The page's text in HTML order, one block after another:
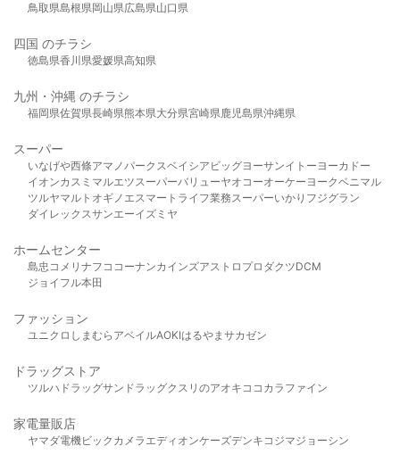
鳥取県島根県岡山県広島県山口県
四国 のチラシ
徳島県香川県愛媛県高知県
九州・沖縄 のチラシ
福岡県佐賀県長崎県熊本県大分県宮崎県鹿児島県沖縄県
スーパー
いなげや西條アマノパークスベイシア ビッグヨーサンイトーヨーカドー
イオンカスミ マルエツスーパーバリューヤオコーオーケー ヨークベニマル
ツルヤマルト オギノ エスマート ライフ業務スーパーいかり フジグラン
ダイレックスサンエーイズミヤ
ホームセンター
島忠 コメリ ナフコ コーナンカインズアストロプロダクツDCM
ジョイフル本田
ファッション
ユニクロ しまむら アベイルAOKIはるやま サカゼン
ドラッグストア
ツルハドラッグサンドラッグクスリのアオキ ココカラファイン
家電量販店
ヤマダ電機ビックカメラ エディオンケーズデンキ コジマジョーシン